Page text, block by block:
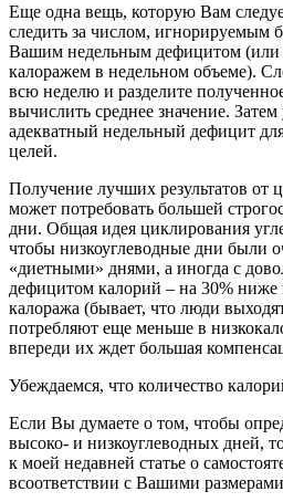
Еще одна вещь, которую Вам
следить за числом, игнорируемым
Вашим недельным дефицитом
калоражем в недельном объеме).
всю неделю и разделите
вычислить среднее значение.
адекватный недельный дефицит
целей.
Получение лучших результатов от
может потребовать большей
дни. Общая идея циклирования
чтобы низкоуглеводные дни были
«диетными» днями, а иногда с
дефицитом калорий – на 30%
калоража (бывает, что люди
потребляют еще меньше в
впереди их ждет большая
Убеждаемся, что количество
Если Вы думаете о том, чтобы
высоко- и низкоуглеводных дней,
к моей недавней статье о
всоответствии с Вашими